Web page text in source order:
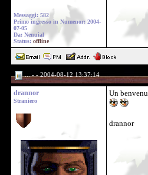
Messaggi: 582
Primo ingresso in Numenor: 2004-
07-05
Da: Nenuial
Status: offline
... - - 2004-08-12 13:37:14
drannor
Straniero
Un
drannor